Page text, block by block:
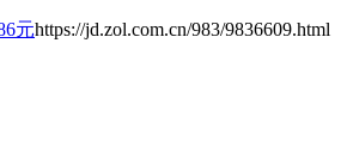
元https://jd.zol.com.cn/983/9836609.html